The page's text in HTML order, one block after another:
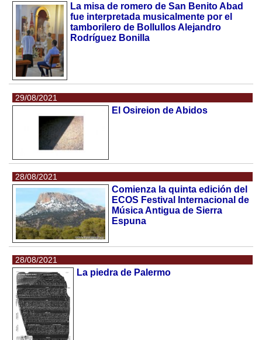
La misa de romero de San Benito Abad
fue interpretada musicalmente por el
tamborilero de Bollullos Alejandro
Rodríguez Bonilla
29/08/2021
El Osireion de Abidos
28/08/2021
Comienza la quinta edición del
ECOS Festival Internacional de
Música Antigua de Sierra
Espuna
28/08/2021
La piedra de Palermo